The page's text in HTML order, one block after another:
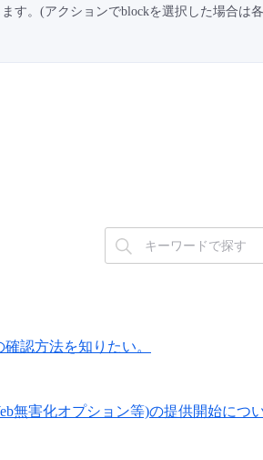
す。(アクションでblockを選択した場合は
認方法を知りたい。
無害化オプション等)の提供開始につ